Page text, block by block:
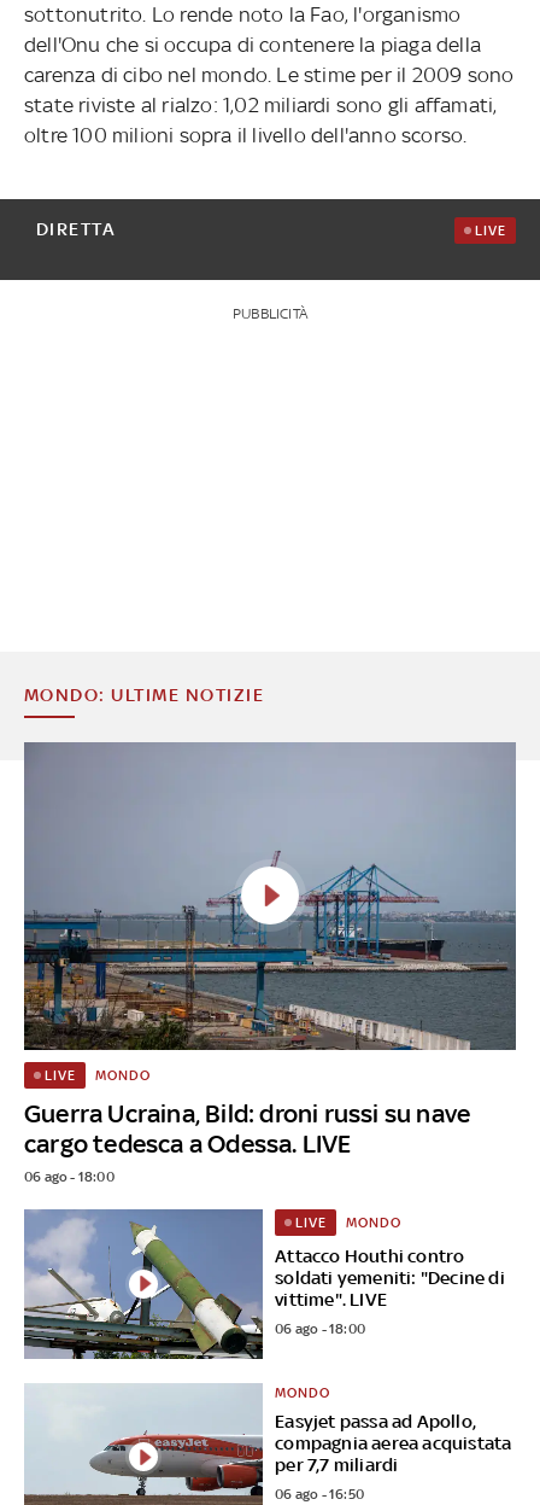
sottonutrito. Lo rende noto la Fao, l'organismo
dell'Onu che si occupa di contenere la piaga della
carenza di cibo nel mondo. Le stime per il 2009 sono
state riviste al rialzo: 1,02 miliardi sono gli affamati,
oltre 100 milioni sopra il livello dell'anno scorso.
DIRETTA LIVE
PUBBLICITÀ
MONDO: ULTIME NOTIZIE
Guerra Ucraina, Bild: droni russi su nave
cargo tedesca a Odessa. LIVE
LIVE MONDO
06 ago - 18:00
Attacco Houthi contro
soldati yemeniti: "Decine di
vittime". LIVE
LIVE MONDO
06 ago - 18:00
Easyjet passa ad Apollo,
compagnia aerea acquistata
per 7,7 miliardi
MONDO
06 ago - 16:50